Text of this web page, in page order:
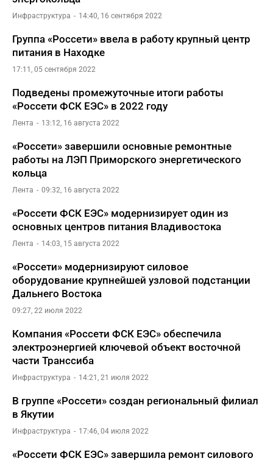
Инфраструктура 14:40, 16 сентября 2022
Группа «Россети» ввела в работу крупный центр
питания в Находке
17:11, 05 сентября 2022
Подведены промежуточные итоги работы
«Россети ФСК ЕЭС» в 2022 году
Лента 13:12, 16 августа 2022
«Россети» завершили основные ремонтные
работы на ЛЭП Приморского энергетического
кольца
Лента 09:32, 16 августа 2022
«Россети ФСК ЕЭС» модернизирует один из
основных центров питания Владивостока
Лента 14:03, 15 августа 2022
«Россети» модернизируют силовое
оборудование крупнейшей узловой подстанции
Дальнего Востока
09:27, 22 июля 2022
Компания «Россети ФСК ЕЭС» обеспечила
электроэнергией ключевой объект восточной
части Транссиба
Инфраструктура 14:21, 21 июля 2022
В группе «Россети» создан региональный филиал
в Якутии
Инфраструктура 17:46, 04 июля 2022
«Россети ФСК ЕЭС» завершила ремонт силового